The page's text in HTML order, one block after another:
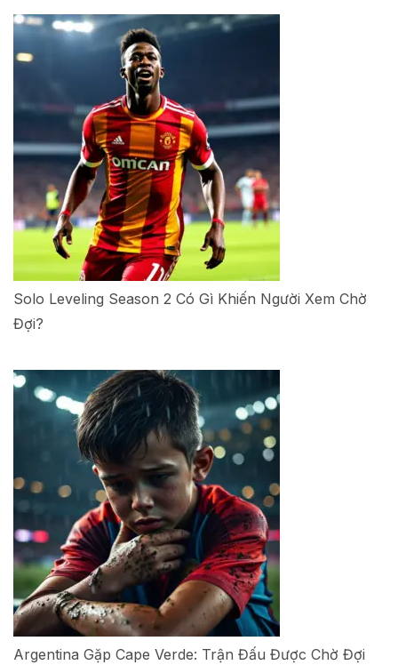
Solo Leveling Season 2 Có Gì Khiến Người Xem Chờ
Đợi?
Argentina Gặp Cape Verde: Trận Đấu Được Chờ Đợi